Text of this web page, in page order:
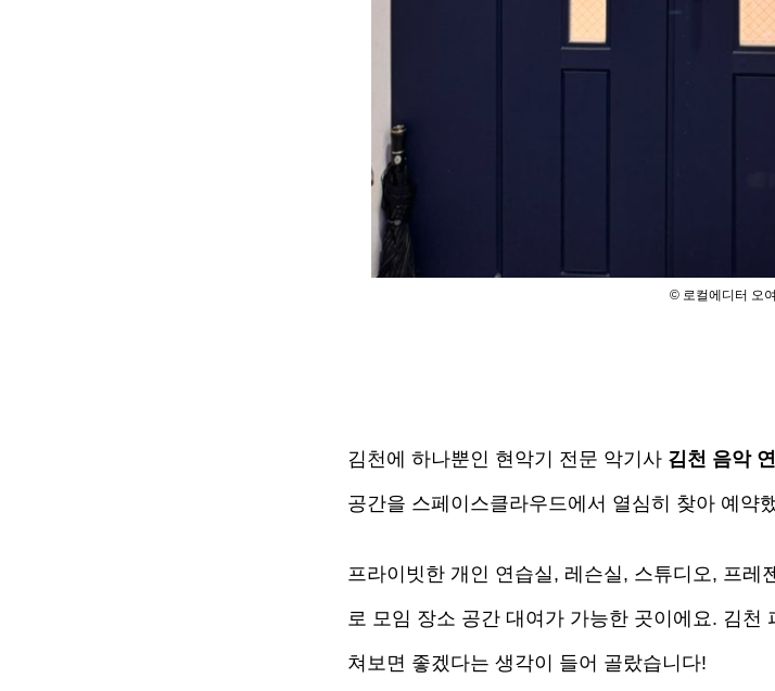
© 로컬에디터 오
김천에 하나뿐인 현악기 전문 악기사 김천 음악
공간을 스페이스클라우드에서 열심히 찾아 예약
프라이빗한 개인 연습실, 레슨실, 스튜디오, 프레
로 모임 장소 공간 대여가 가능한 곳이에요. 김천
쳐보면 좋겠다는 생각이 들어 골랐습니다!